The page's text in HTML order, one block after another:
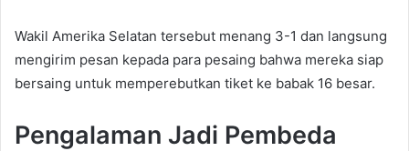
Wakil Amerika Selatan tersebut menang 3-1 dan langsung
mengirim pesan kepada para pesaing bahwa mereka siap
bersaing untuk memperebutkan tiket ke babak 16 besar.
Pengalaman Jadi Pembeda